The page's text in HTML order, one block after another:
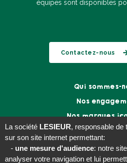
équipes sont disponibles
Contactez-nous
Qui sommes-
Nos
Nos marques
Travailler chez
Nos
Social
La société LESIEUR, responsable de
sur son site internet permettant:
- une mesure d'audience: notre
analyser votre navigation et lui